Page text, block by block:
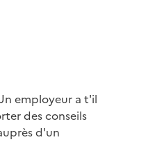
employeur a t'il
des conseils
d'un